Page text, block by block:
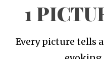
1
Every picture tells